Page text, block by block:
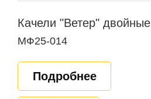
Качели "Ветер" двойные
МФ25-014
Подробнее